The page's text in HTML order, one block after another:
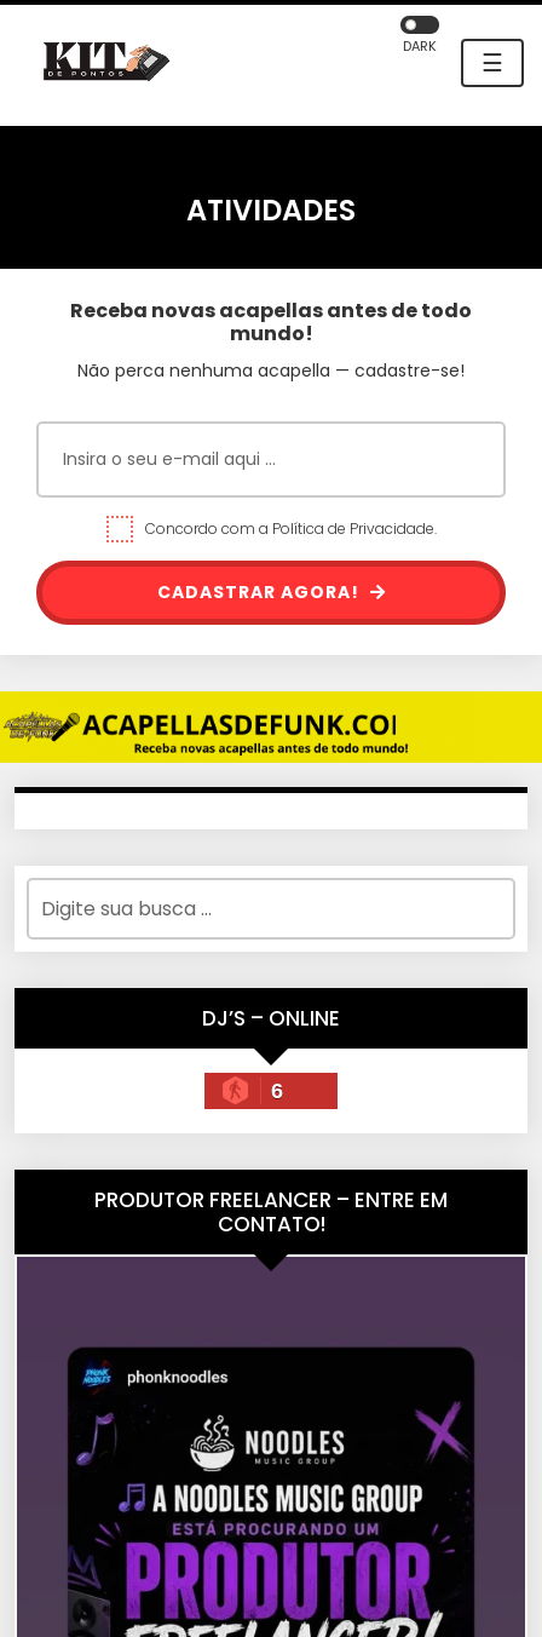
☰
DARK
ATIVIDADES
Receba novas acapellas antes de todo
mundo!
Não perca nenhuma acapella — cadastre-se!
Concordo com a Política de Privacidade.
CADASTRAR AGORA!
DJ’S – ONLINE
6
PRODUTOR FREELANCER – ENTRE EM
CONTATO!